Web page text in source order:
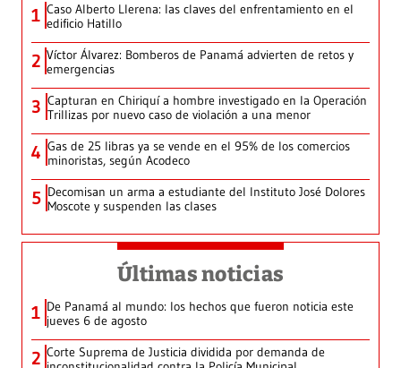
1 Caso Alberto Llerena: las claves del enfrentamiento en el
edificio Hatillo
2 Víctor Álvarez: Bomberos de Panamá advierten de retos y
emergencias
3 Capturan en Chiriquí a hombre investigado en la Operación
Trillizas por nuevo caso de violación a una menor
4 Gas de 25 libras ya se vende en el 95% de los comercios
minoristas, según Acodeco
5 Decomisan un arma a estudiante del Instituto José Dolores
Moscote y suspenden las clases
Últimas noticias
1 De Panamá al mundo: los hechos que fueron noticia este
jueves 6 de agosto
2 Corte Suprema de Justicia dividida por demanda de